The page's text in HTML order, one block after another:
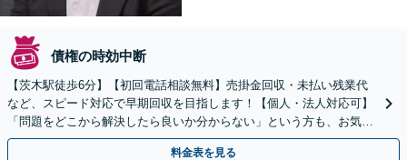
債権の時効中断
【茨木駅徒歩6分】【初回電話相談無料】売掛金回収・未払い残業代
など、スピード対応で早期回収を目指します！【個人・法人対応可】
「問題をどこから解決したら良いか分からない」という方も、お気軽
にご相談ください【土日・夜間対応可】
料金表を見る